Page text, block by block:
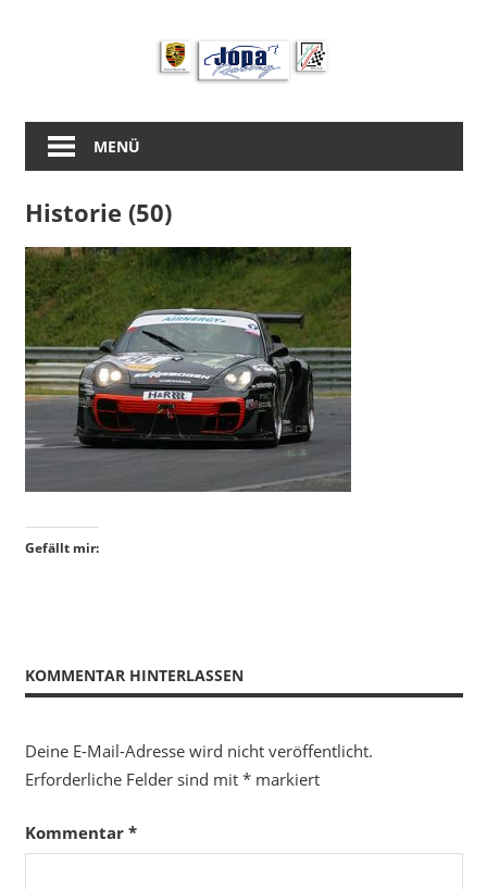
MENÜ
Historie (50)
Gefällt mir:
KOMMENTAR HINTERLASSEN
Deine E-Mail-Adresse wird nicht veröffentlicht.
Erforderliche Felder sind mit *markiert
Kommentar *